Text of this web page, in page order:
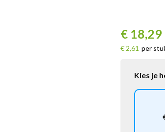
€ 18,29
€ 2,61 per
Kies je